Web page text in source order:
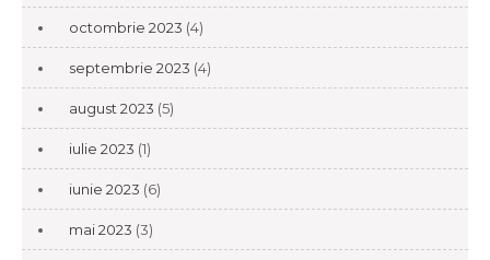
octombrie 2023 (4)
septembrie 2023 (4)
august 2023 (5)
iulie 2023 (1)
iunie 2023 (6)
mai 2023 (3)